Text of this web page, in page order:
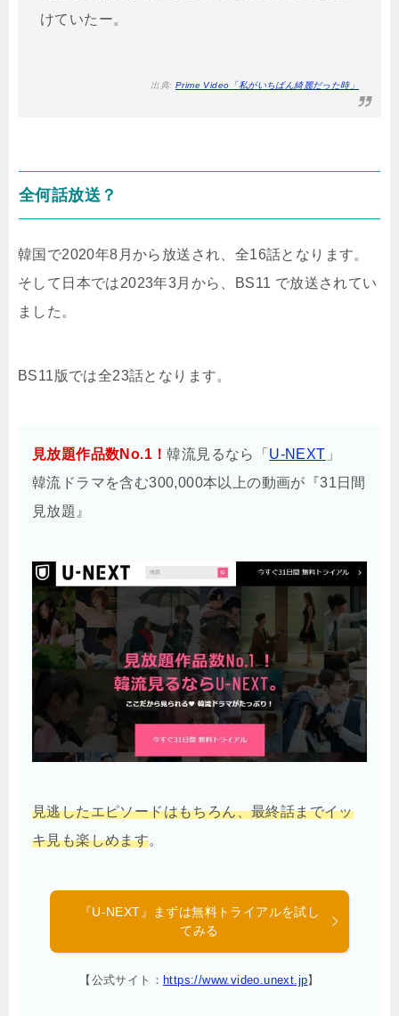
けていたー。
出典: Prime Video「私がいちばん綺麗だった時」
全何話放送？
韓国で2020年8月から放送され、全16話となります。
そして日本では2023年3月から、BS11 で放送されてい
ました。
BS11版では全23話となります。
見放題作品数No.1！韓流見るなら「 U-NEXT 」
韓流ドラマを含む300,000本以上の動画が『31日間
見放題』
見逃したエピソードはもちろん、最終話までイッ
キ見も楽しめます。
『U-NEXT』まずは無料トライアルを試し
てみる
【公式サイト： https://www.video.unext.jp】